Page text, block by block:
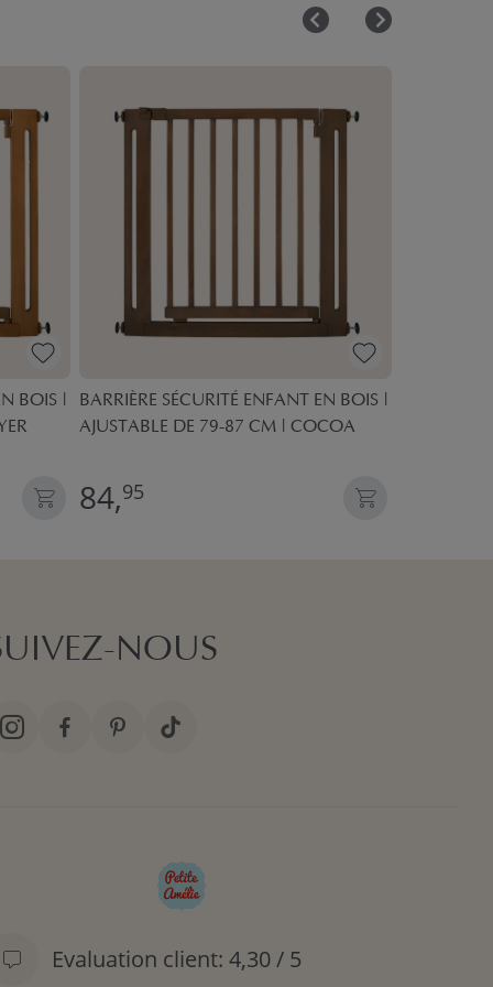
BOIS |
BARRIÈRE SÉCURITÉ ENFANT EN BOIS |
AJUSTABLE DE 79-87 CM | COCOA
84,95
NOUS
Evaluation client: 4,30 / 5